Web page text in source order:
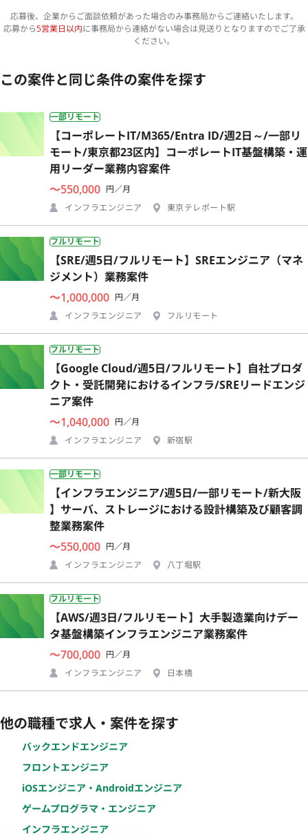
応募後、企業からご面談依頼があった場合のみ事務局からご連絡いたします。
応募から5営業日以内に事務局から連絡がない場合は見送りとなりますのでご了承
ください。
この案件と同じ条件の案件を探す
一部リモート
【コーポレートIT/M365/Entra ID/週2日～/一部リ
モート/東京都23区内】コーポレートIT基盤構築・運
用リーダー業務内容案件
〜550,000 円／月
インフラエンジニア
東京テレポート駅
フルリモート
【SRE/週5日/フルリモート】SREエンジニア（マネ
ジメント）業務案件
〜1,000,000 円／月
インフラエンジニア
フルリモート
フルリモート
【Google Cloud/週5日/フルリモート】自社プロダ
クト・受託開発におけるインフラ/SREリードエンジ
ニア案件
〜1,040,000 円／月
インフラエンジニア
新宿駅
一部リモート
【インフラエンジニア/週5日/一部リモート/新大阪
】サーバ、ストレージにおける設計構築及び顧客調
整業務案件
〜550,000 円／月
インフラエンジニア
八丁堀駅
フルリモート
【AWS/週3日/フルリモート】大手製造業向けデー
タ基盤構築インフラエンジニア業務案件
〜700,000 円／月
インフラエンジニア
日本橋
他の職種で求人・案件を探す
バックエンドエンジニア
フロントエンジニア
iOSエンジニア・Androidエンジニア
ゲームプログラマ・エンジニア
インフラエンジニア